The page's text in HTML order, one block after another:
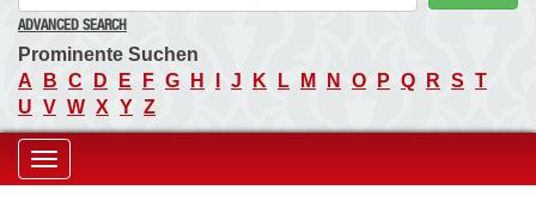
ADVANCED SEARCH
Prominente Suchen
A
B C D E F G H J K L M N O P Q R S T
U V W X Y Z
Toggle